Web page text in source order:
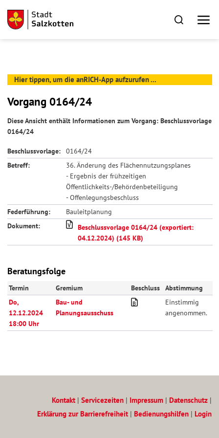
Hier tippen, um die anRICH-App aufzurufen ...
Vorgang 0164/24
Diese Ansicht enthält Informationen zum Vorgang: Beschlussvorlage
0164/24
Beschlussvorlage:
0164/24
Betreff:
36. Änderung des Flächennutzungsplanes
- Ergebnis der frühzeitigen
Öffentlichkeits-/Behördenbeteiligung
- Offenlegungsbeschluss
Federführung:
Bauleitplanung
Dokument:
Beschlussvorlage 0164/24 (exportiert:
04.12.2024) (145 KB)
Beratungsfolge
Termin Gremium Beschluss
Abstimmung
Do,
12.12.2024
18:00 Uhr
Bau- und
Planungsausschuss
Einstimmig
angenommen.
Kontakt | Servicezeiten | Impressum | Datenschutz |
Erklärung zur Barrierefreiheit | Bedienungshilfen | Login